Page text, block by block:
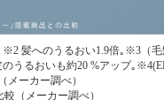
髪へのうるおい1.9倍｡※3（
うるおいも約20 %アップ｡
ーカー調べ）
較（メーカー調べ）